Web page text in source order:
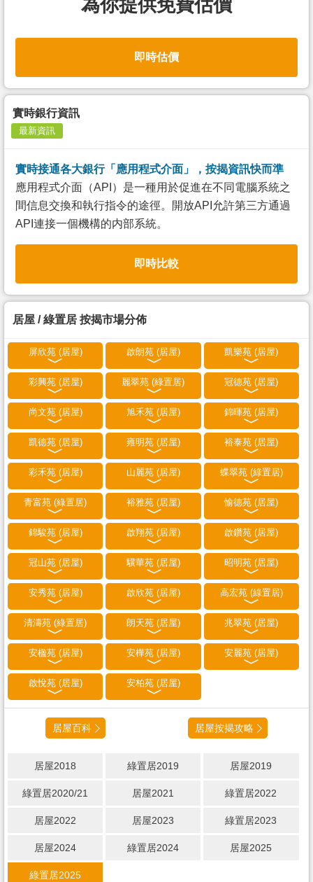
為你提供免費估價
即時估價
實時銀行資訊
最新資訊
實時接通各大銀行「應用程式介面」，按揭資訊快而準
應用程式介面（API）是一種用於促進在不同電腦系統之
間信息交換和執行指令的途徑。開放API允許第三方通過
API連接一個機構的内部系統。
即時比較
居屋 / 綠置居 按揭市場分佈
屏欣苑 (居屋) 啟朗苑 (居屋) 凱樂苑 (居屋)
彩興苑 (居屋) 麗翠苑 (綠置居) 冠德苑 (居屋)
尚文苑 (居屋) 旭禾苑 (居屋) 錦暉苑 (居屋)
凱德苑 (居屋) 雍明苑 (居屋) 裕泰苑 (居屋)
彩禾苑 (居屋) 山麗苑 (居屋) 蝶翠苑 (綠置居)
青富苑 (綠置居) 裕雅苑 (居屋) 愉德苑 (居屋)
錦駿苑 (居屋) 啟翔苑 (居屋) 啟鑽苑 (居屋)
冠山苑 (居屋) 驥華苑 (居屋) 昭明苑 (居屋)
安秀苑 (居屋) 啟欣苑 (居屋) 高宏苑 (綠置居)
清濤苑 (綠置居) 朗天苑 (居屋) 兆翠苑 (居屋)
安楹苑 (居屋) 安樺苑 (居屋) 安麗苑 (居屋)
啟悅苑 (居屋) 安柏苑 (居屋)
居屋百科 居屋按揭攻略
居屋2018 綠置居2019 居屋2019
綠置居2020/21 居屋2021 綠置居2022
居屋2022 居屋2023 綠置居2023
居屋2024 綠置居2024 居屋2025
綠置居2025